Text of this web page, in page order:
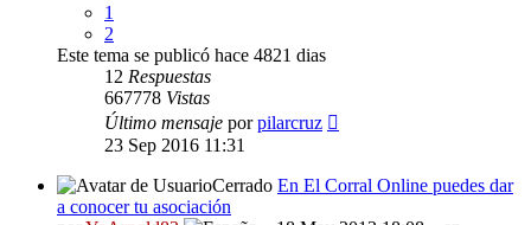
1
2
Este tema se publicó hace 4821 dias
12 Respuestas
667778 Vistas
Último mensaje porpilarcruz
23 Sep 2016 11:31
Cerrado En El Corral Online puedes dar
a conocer tu asociación